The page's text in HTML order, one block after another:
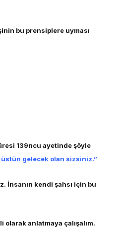
bu prensiplere uyması
139ncu ayetinde şöyle
üstün gelecek olan sizsiniz.”
İnsanın kendi şahsı için bu
anlatmaya çalışalım.